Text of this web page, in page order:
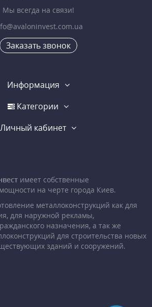
Мы всегда на связи!
Заказать звонок
Информация
Категории
Личный кабинет
имеет собственные
на черте города Киев.
металлоконструкций как для
для наружной рекламы,
назначения, а так же
для строительства новых
зданий и сооружений.